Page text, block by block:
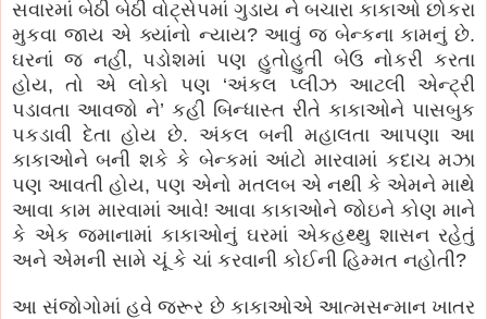
સવારમાં બેઠી બેઠી વોટ્સેપમાં ગુડાય ને બચારા કાકાઓ છોકરા
મુકવા જાય એ ક્યાંનો ન્યાય? આવું જ બેન્કના કામનું છે.
ઘરનાં જ નહીં, પડોશમાં પણ હુતોહુતી બેઉ નોકરી કરતા
હોય, તો એ લોકો પણ ‘અંકલ પ્લીઝ આટલી એન્ટ્રી
પડાવતા આવજો ને’ કહી બિન્ધાસ્ત રીતે કાકાઓને પાસબુક
પકડાવી દેતા હોય છે. અંકલ બની મહાલતા આપણા આ
કાકાઓને બની શકે કે બેન્કમાં આંટો મારવામાં કદાચ મઝા
પણ આવતી હોય, પણ એનો મતલબ એ નથી કે એમને માથે
આવા કામ મારવામાં આવે! આવા કાકાઓને જોઇને કોણ માને
કે એક જમાનામાં કાકાઓનું ઘરમાં એકહથ્થુ શાસન રહેતું
અને એમની સામે ચૂં કે ચાં કરવાની કોઈની હિમ્મત નહોતી?
આ સંજોગોમાં હવે જરૂર છે કાકાઓએ આત્મસન્માન ખાતર